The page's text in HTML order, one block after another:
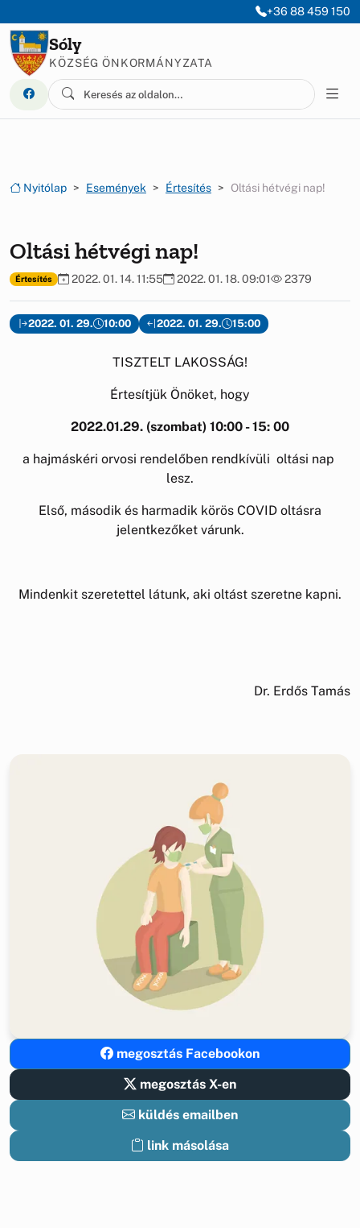
+36 88 459 150
Sóly
KÖZSÉG ÖNKORMÁNYZATA
Nyitólap Események Értesítés Oltási hétvégi nap!
Oltási hétvégi nap!
Értesítés 2022. 01. 14. 11:55 2022. 01. 18. 09:01 2379
2022. 01. 29. 10:00 2022. 01. 29. 15:00
TISZTELT LAKOSSÁG!
Értesítjük Önöket, hogy
2022.01.29. (szombat) 10:00 - 15: 00
a hajmáskéri orvosi rendelőben rendkívüli oltási nap
lesz.
Első, második és harmadik körös COVID oltásra
jelentkezőket várunk.
Mindenkit szeretettel látunk, aki oltást szeretne kapni.
Dr. Erdős Tamás
megosztás Facebookon
megosztás X-en
küldés emailben
link másolása